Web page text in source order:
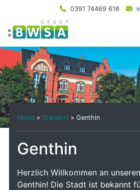
0391 74469 618
Home» Standort » Genthin
Genthin
Herzlich Willkommen an
Genthin! Die Stadt ist bekannt